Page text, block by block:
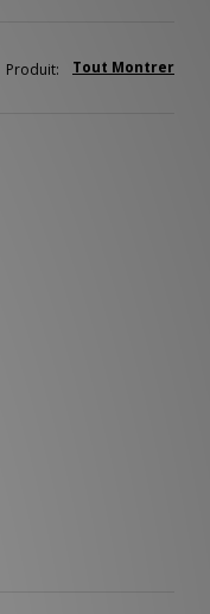
Tout Montrer
Produit: